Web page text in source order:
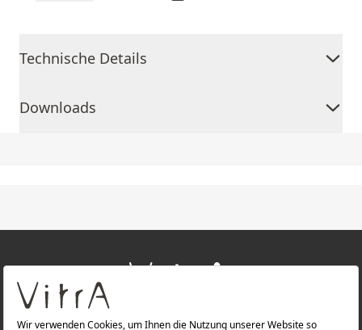
Technische Details
Downloads